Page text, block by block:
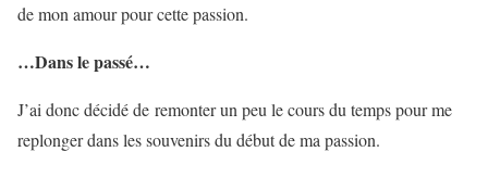
de mon amour pour cette passion.
…Dans le passé…
J’ai donc décidé de remonter un peu le cours du temps pour me
replonger dans les souvenirs du début de ma passion.